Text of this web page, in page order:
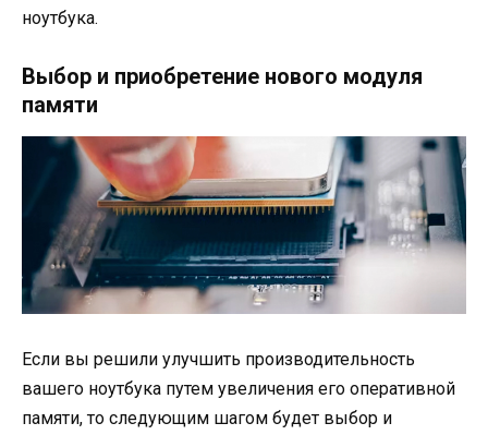
ноутбука.
Выбор и приобретение нового модуля
памяти
Если вы решили улучшить производительность
вашего ноутбука путем увеличения его оперативной
памяти, то следующим шагом будет выбор и